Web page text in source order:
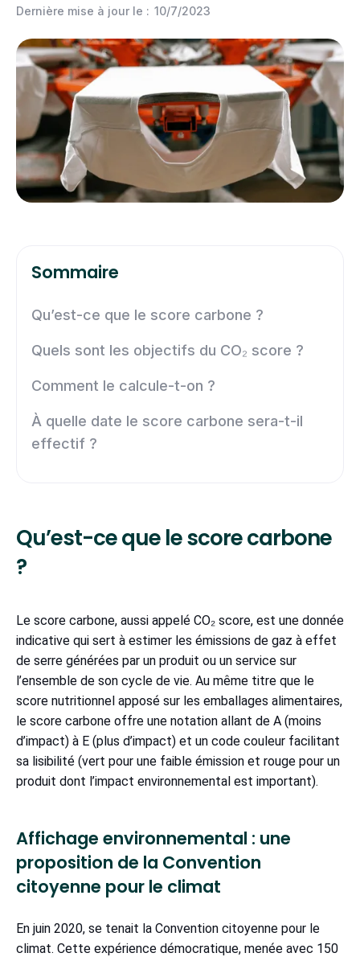
Dernière mise à jour le : 10/7/2023
Sommaire
Qu’est-ce que le score carbone ?
Quels sont les objectifs du CO₂ score ?
Comment le calcule-t-on ?
À quelle date le score carbone sera-t-il
effectif ?
Qu’est-ce que le score carbone
?
Le score carbone, aussi appelé CO₂ score, est une donnée
indicative qui sert à estimer les émissions de gaz à effet
de serre générées par un produit ou un service sur
l’ensemble de son cycle de vie. Au même titre que le
score nutritionnel apposé sur les emballages alimentaires,
le score carbone offre une notation allant de A (moins
d’impact) à E (plus d’impact) et un code couleur facilitant
sa lisibilité (vert pour une faible émission et rouge pour un
produit dont l’impact environnemental est important).
Affichage environnemental : une
proposition de la Convention
citoyenne pour le climat
En juin 2020, se tenait la Convention citoyenne pour le
climat. Cette expérience démocratique, menée avec 150